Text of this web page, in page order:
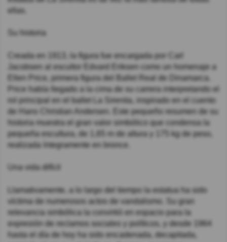
ellas.
Su historia
Creada en 1913, la figura fue encargada por Carl
Jacobsen al escultor Edvard Eriksen como un homenaje a
Ellen Price, primera figura del Ballet Real de Dinamarca.
Price había llegado a la cima de su carrera interpretando el
rol principal en el ballet La Sirenita, inspirado en el cuento
de Hans Christian Andersen. Este pequeño resumen de su
historia muestra el gran valor simbólico que condensa la
pequeña escultura, de 1,65 m de altura y 175 kg de peso,
realizada íntegramente en bronce.
Una vida difícil
Llamativamente, a lo largo del tiempo la estatua ha sido
víctima de numerosos actos de vandalismo. Su gran
relevancia simbólica la convirtió en espacio para la
expresión de reclamos sociales y políticos, y desde 1964
hasta el día de hoy ha sido encadenada, decapitada,